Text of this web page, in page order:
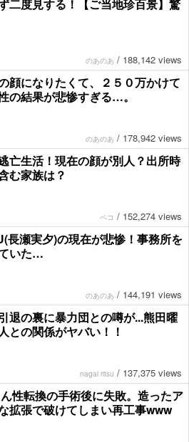
二度見する！【ご当地珍百景】驚
のあのあ / 188,142 views
顔になりたくて、２５０万かけて
の結果が悲惨すぎる…。
のあのあ / 178,942 views
亡生活！現在の顔が別人？出所時
む家族は？
ペコ / 152,274 views
長瀬実夕)の現在が悲惨！事務所を
いた…
のあのあ / 144,191 views
退の裏に暴力団との噂が...熊田曜
との関係がヤバい！！
nagai ritsu / 137,375 views
性転換の手術後に失敗。造ったア
拡張で破けてしまい再工事www